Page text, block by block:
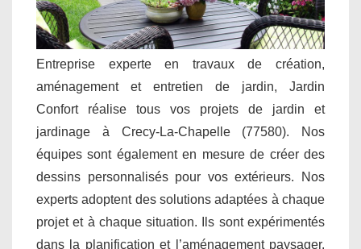
Entreprise experte en travaux de création,
aménagement et entretien de jardin, Jardin
Confort réalise tous vos projets de jardin et
jardinage à Crecy-La-Chapelle (77580). Nos
équipes sont également en mesure de créer des
dessins personnalisés pour vos extérieurs. Nos
experts adoptent des solutions adaptées à chaque
projet et à chaque situation. Ils sont expérimentés
dans la planification et l’aménagement paysager.